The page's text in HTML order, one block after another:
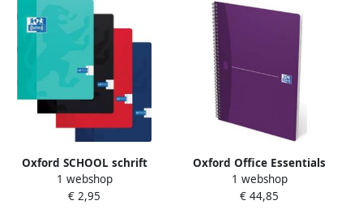
Oxford SCHOOL schrift
geassorteerde kleuren ft A5
120 bladzijden geruit 5 mm
1 webshop
€ 2,95
Oxford Office Essentials
spiraalschrift 180
bladzijden ft A4 geruit 5
1 webshop
€ 44,85